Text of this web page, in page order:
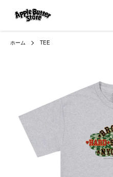
ホーム TEE